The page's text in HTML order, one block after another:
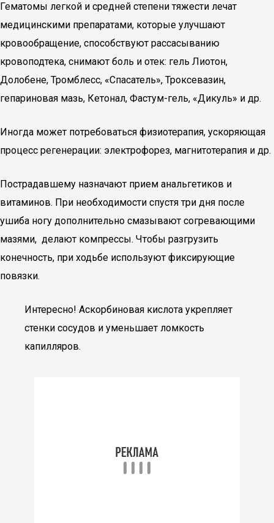
Гематомы легкой и средней степени тяжести лечат
медицинскими препаратами, которые улучшают
кровообращение, способствуют рассасыванию
кровоподтека, снимают боль и отек: гель Лиотон,
Долобене, Тромблесс, «Спасатель», Троксевазин,
гепариновая мазь, Кетонал, Фастум-гель, «Дикуль» и др.
Иногда может потребоваться физиотерапия, ускоряющая
процесс регенерации: электрофорез, магнитотерапия и др.
Пострадавшему назначают прием анальгетиков и
витаминов. При необходимости спустя три дня после
ушиба ногу дополнительно смазывают согревающими
мазями, делают компрессы. Чтобы разгрузить
конечность, при ходьбе используют фиксирующие
повязки.
Интересно! Аскорбиновая кислота укрепляет
стенки сосудов и уменьшает ломкость
капилляров.